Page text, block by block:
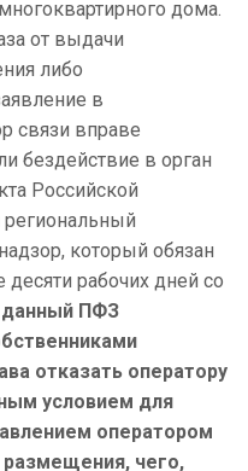
дома.
от выдачи
либо
в
связи вправе
бездействие в орган
Российской
который обязан
рабочих дней со
данный ПФЗ
отказать оператору
условием для
оператором
чего,